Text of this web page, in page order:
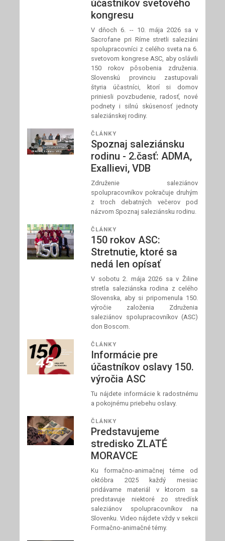
účastníkov svetového
kongresu
V dňoch 6. -- 10. mája 2026 sa v
Sacrofane pri Ríme stretli saleziáni
spolupracovníci z celého sveta na 6.
svetovom kongrese ASC, aby oslávili
150 rokov pôsobenia združenia.
Slovenskú provinciu zastupovali
štyria účastníci, ktorí si domov
priniesli povzbudenie, radosť, nové
podnety i silnú skúsenosť jednoty
saleziánskej rodiny.
ČLÁNKY
Spoznaj saleziánsku
rodinu - 2.časť: ADMA,
Exallievi, VDB
Združenie saleziánov
spolupracovníkov pokračuje druhým
z troch debatných večerov pod
názvom Spoznaj saleziánsku rodinu.
ČLÁNKY
150 rokov ASC:
Stretnutie, ktoré sa
nedá len opísať
V sobotu 2. mája 2026 sa v Žiline
stretla saleziánska rodina z celého
Slovenska, aby si pripomenula 150.
výročie založenia Združenia
saleziánov spolupracovníkov (ASC)
don Boscom.
ČLÁNKY
Informácie pre
účastníkov oslavy 150.
výročia ASC
Tu nájdete informácie k radostnému
a pokojnému priebehu oslavy.
ČLÁNKY
Predstavujeme
stredisko ZLATÉ
MORAVCE
Ku formačno-animačnej téme od
októbra 2025 každý mesiac
pridávame materiál v ktorom sa
predstavuje niektoré zo stredísk
saleziánov spolupracovníkov na
Slovenku. Video nájdete vždy v sekcii
Formačno-animačné témy.